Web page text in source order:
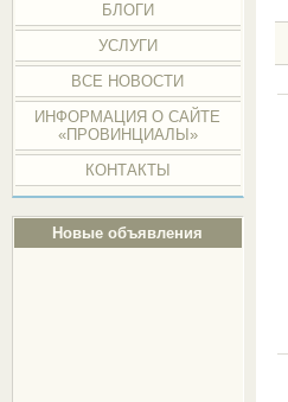
БЛОГИ
УСЛУГИ
ВСЕ НОВОСТИ
ИНФОРМАЦИЯ О САЙТЕ
«ПРОВИНЦИАЛЫ»
КОНТАКТЫ
Новые объявления